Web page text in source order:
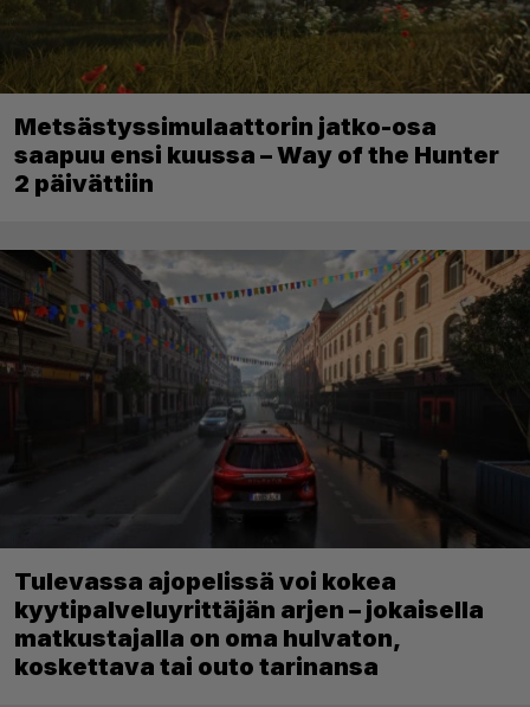
Metsästyssimulaattorin jatko-osa
saapuu ensi kuussa – Way of the Hunter
2 päivättiin
Tulevassa ajopelissä voi kokea
kyytipalveluyrittäjän arjen – jokaisella
matkustajalla on oma hulvaton,
koskettava tai outo tarinansa